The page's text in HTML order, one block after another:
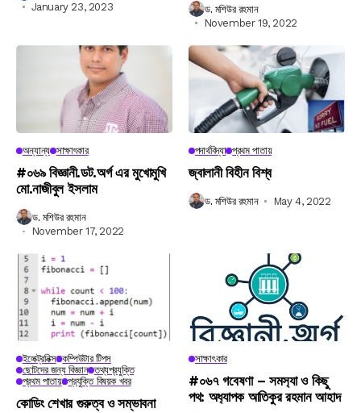
January 23, 2023
ড. মশিউর রহমান
November 19, 2022
অন্যান্য সাক্ষাৎকার
#০৬৯ বিজ্ঞানী.ডট.অর্গ এর মুখোমুখি
মো.নাজীবুল ইসলাম
ড. মশিউর রহমান
November 17, 2022
পদার্থবিদ্যা প্রথম পাতায়
জ্বালানী বিহীন বিশ্ব
ড. মশিউর রহমান May 4, 2022
ইলেক্ট্রনিক্স কম্পিউটার টিপস
ছোটদের জন্য বিজ্ঞান তথ্যপ্রযুক্তি
প্রথম পাতায় প্রযুক্তি বিষয়ক খবর
কোডিং শেখার গুরুত্ব ও সম্ভাবনা
সাক্ষাৎকার
#০৬৭ গবেষণা – সমস‍্যা ও কিছু
পথ: অধ‍্যাপক আতিকুর রহমান আহাদ